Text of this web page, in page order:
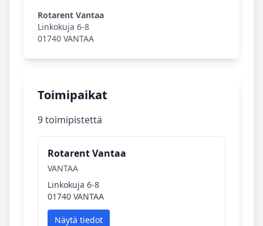
Rotarent Vantaa
Linkokuja 6-8
01740 VANTAA
Toimipaikat
9 toimipistettä
Rotarent Vantaa
VANTAA
Linkokuja 6-8
01740 VANTAA
Näytä tiedot